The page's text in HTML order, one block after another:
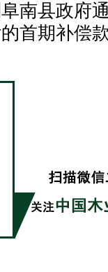
南县政府
首期补偿